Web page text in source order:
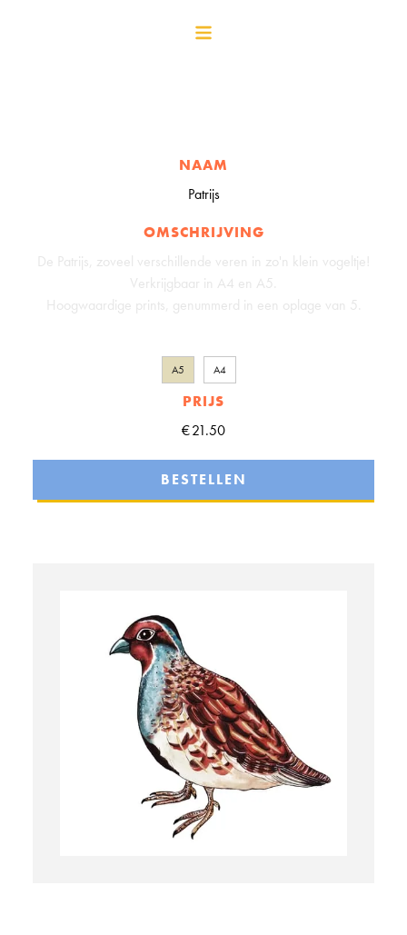
NAAM
Patrijs
OMSCHRIJVING
De Patrijs, zoveel verschillende veren in zo'n klein vogeltje!
Verkrijgbaar in A4 en A5.
Hoogwaardige prints, genummerd in een oplage van 5.
A5 A4
PRIJS
€21.50
BESTELLEN